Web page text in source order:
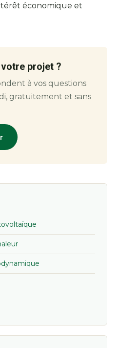
économique et
projet ?
à vos questions
gratuitement et sans